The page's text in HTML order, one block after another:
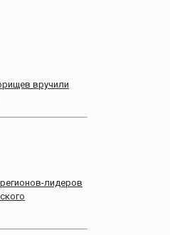
вручили
лидеров